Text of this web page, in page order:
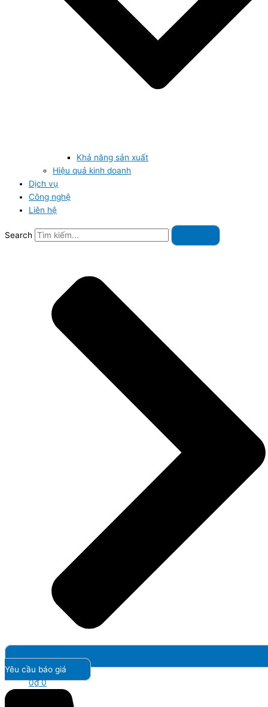
Khả năng sản xuất
Hiệu quả kinh doanh
Dịch vụ
Công nghệ
Liên hệ
Search
Yêu cầu báo giá
0₫ 0